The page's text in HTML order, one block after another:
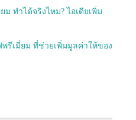
ทำได้จริงไหม? ไอเดียเพิ่ม
รีเมี่ยม ที่ช่วยเพิ่มมูลค่าให้ของ